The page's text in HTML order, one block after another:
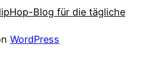
Blog für die tägliche
WordPress